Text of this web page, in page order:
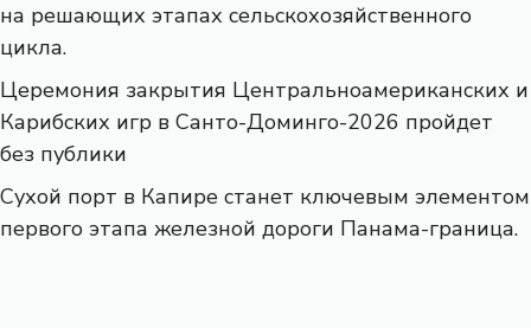
на решающих этапах сельскохозяйственного
цикла.
Церемония закрытия Центральноамериканских и
Карибских игр в Санто-Доминго-2026 пройдет
без публики
Сухой порт в Капире станет ключевым элементом
первого этапа железной дороги Панама-граница.